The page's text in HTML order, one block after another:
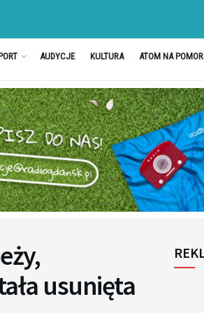
AUDYCJE KULTURA ATOM NA
usunięta